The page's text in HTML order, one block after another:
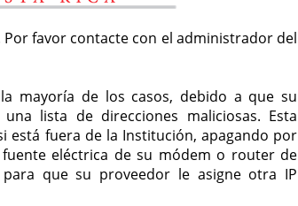
Por favor contacte con el administrador del
mayoría de los casos, debido a que su
lista de direcciones maliciosas. Esta
está fuera de la Institución, apagando por
eléctrica de su módem o router de
que su proveedor le asigne otra IP